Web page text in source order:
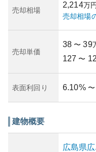
売却相場
2,214万円
売却相場
売却単価
38 〜 39
127 〜
表面利回り 6.10% 〜
建物概要
広島県